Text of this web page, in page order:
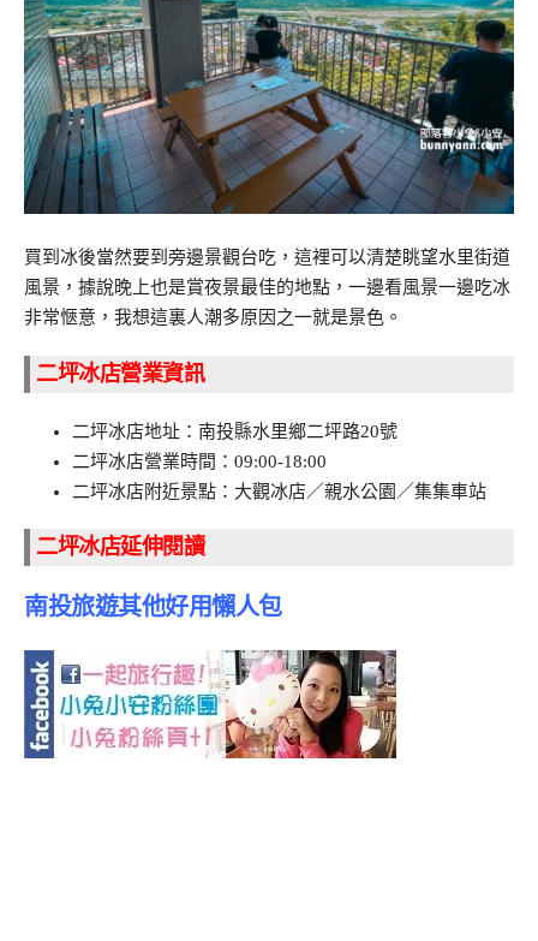
買到冰後當然要到旁邊景觀台吃，這裡可以清楚眺望水里街道
風景，據說晚上也是賞夜景最佳的地點，一邊看風景一邊吃冰
非常愜意，我想這裏人潮多原因之一就是景色。
二坪冰店營業資訊
二坪冰店地址：南投縣水里鄉二坪路20號
二坪冰店營業時間：09:00-18:00
二坪冰店附近景點：大觀冰店／親水公園／集集車站
二坪冰店延伸閱讀
南投旅遊其他好用懶人包